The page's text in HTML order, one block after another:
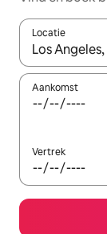
Locatie
Wanneer er
Aankomst
Vertrek